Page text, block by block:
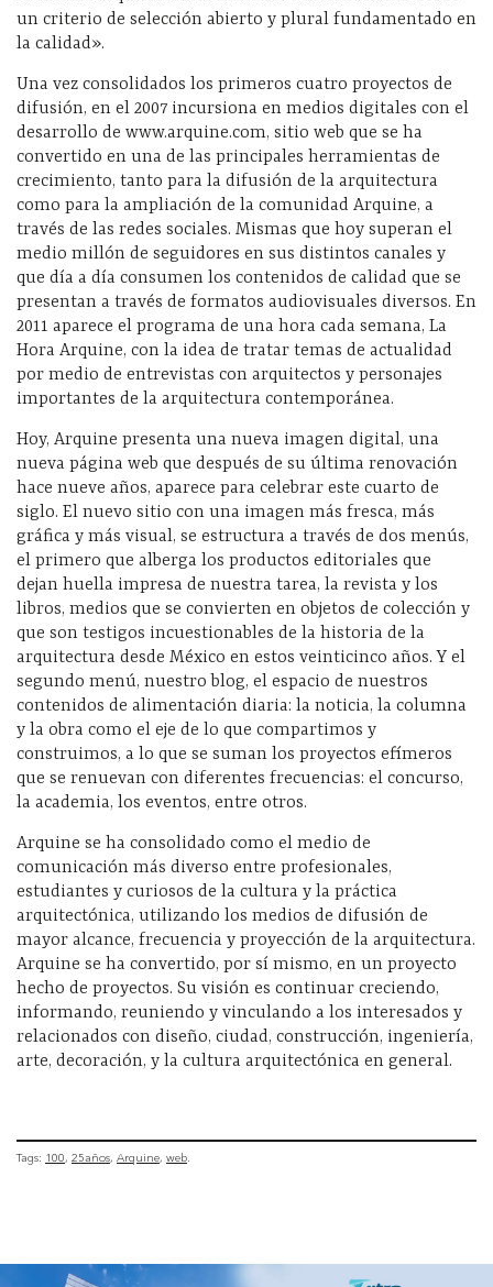
un criterio de selección abierto y plural fundamentado en
la calidad».
Una vez consolidados los primeros cuatro proyectos de
difusión, en el 2007 incursiona en medios digitales con el
desarrollo de www.arquine.com, sitio web que se ha
convertido en una de las principales herramientas de
crecimiento, tanto para la difusión de la arquitectura
como para la ampliación de la comunidad Arquine, a
través de las redes sociales. Mismas que hoy superan el
medio millón de seguidores en sus distintos canales y
que día a día consumen los contenidos de calidad que se
presentan a través de formatos audiovisuales diversos. En
2011 aparece el programa de una hora cada semana, La
Hora Arquine, con la idea de tratar temas de actualidad
por medio de entrevistas con arquitectos y personajes
importantes de la arquitectura contemporánea.
Hoy, Arquine presenta una nueva imagen digital, una
nueva página web que después de su última renovación
hace nueve años, aparece para celebrar este cuarto de
siglo. El nuevo sitio con una imagen más fresca, más
gráfica y más visual, se estructura a través de dos menús,
el primero que alberga los productos editoriales que
dejan huella impresa de nuestra tarea, la revista y los
libros, medios que se convierten en objetos de colección y
que son testigos incuestionables de la historia de la
arquitectura desde México en estos veinticinco años. Y el
segundo menú, nuestro blog, el espacio de nuestros
contenidos de alimentación diaria: la noticia, la columna
y la obra como el eje de lo que compartimos y
construimos, a lo que se suman los proyectos efímeros
que se renuevan con diferentes frecuencias: el concurso,
la academia, los eventos, entre otros.
Arquine se ha consolidado como el medio de
comunicación más diverso entre profesionales,
estudiantes y curiosos de la cultura y la práctica
arquitectónica, utilizando los medios de difusión de
mayor alcance, frecuencia y proyección de la arquitectura.
Arquine se ha convertido, por sí mismo, en un proyecto
hecho de proyectos. Su visión es continuar creciendo,
informando, reuniendo y vinculando a los interesados y
relacionados con diseño, ciudad, construcción, ingeniería,
arte, decoración, y la cultura arquitectónica en general.
Tags: 100 25años Arquine web